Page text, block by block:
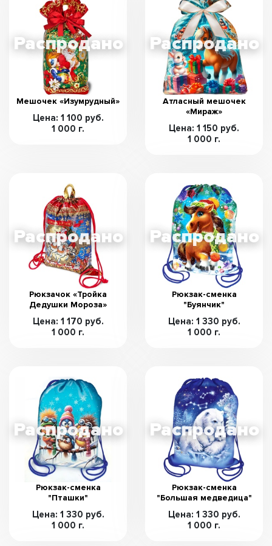
Мешочек «Изумрудный»
Цена: 1 100 руб.
1 000 г.
Атласный мешочек
«Мираж»
Цена: 1 150 руб.
1 000 г.
Рюкзачок «Тройка
Дедушки Мороза»
Цена: 1 170 руб.
1 000 г.
Рюкзак-сменка
"Буянчик"
Цена: 1 330 руб.
1 000 г.
Рюкзак-сменка
"Пташки"
Цена: 1 330 руб.
1 000 г.
Рюкзак-сменка
"Большая медведица"
Цена: 1 330 руб.
1 000 г.